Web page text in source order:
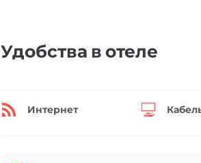
Удобства в отеле
Интернет